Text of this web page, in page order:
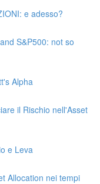
e adesso?
S&P500: not so
Alpha
il Rischio nell'Asset
e Leva
Allocation nei tempi